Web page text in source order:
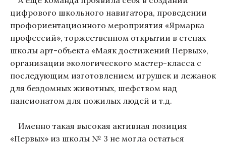
цифрового школьного навигатора, проведении
профориентационного мероприятия «Ярмарка
профессий», торжественном открытии в стенах
школы арт-объекта «Маяк достижений Первых»,
организации экологического мастер-класса с
последующим изготовлением игрушек и лежанок
для бездомных животных, шефством над
пансионатом для пожилых людей и т.д.
Именно такая высокая активная позиция
«Первых» из школы № 3 не могла остаться